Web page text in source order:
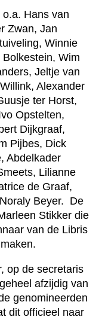
Hans van
Zwan, Jan
Winnie
Wim
Jeltje van
Alexander
ter Horst,
Opstelten,
Dijkgraaf,
Pijbes, Dick
Abdelkader
Lilianne
de Graaf,
Beyer. De
Stikker die
van de Libris
op de secretaris
afzijdig van
genomineerden
dit officieel naar